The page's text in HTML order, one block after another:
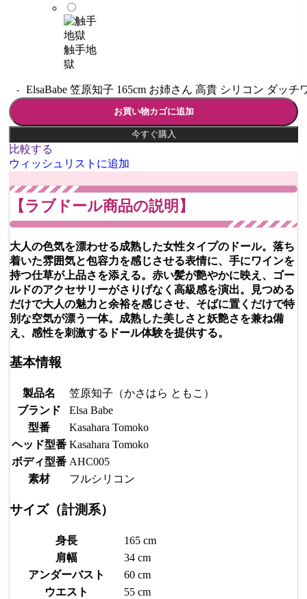
触手地
獄
ElsaBabe 笠原知子 165cm お姉さん 高貴 シリコン ダッチ
お買い物カゴに追加
今すぐ購入
比較する
ウィッシュリストに追加
【ラブドール商品の説明】
大人の色気を漂わせる成熟した女性タイプのドール。落ち
着いた雰囲気と包容力を感じさせる表情に、手にワインを
持つ仕草が上品さを添える。赤い髪が艶やかに映え、ゴー
ルドのアクセサリーがさりげなく高級感を演出。見つめる
だけで大人の魅力と余裕を感じさせ、そばに置くだけで特
別な空気が漂う一体。成熟した美しさと妖艶さを兼ね備
え、感性を刺激するドール体験を提供する。
基本情報
製品名
笠原知子（かさはら ともこ）
ブランド
Elsa Babe
型番
Kasahara Tomoko
ヘッド型番 Kasahara Tomoko
ボディ型番 AHC005
素材
フルシリコン
サイズ（計測系）
身長
165 cm
肩幅
34 cm
アンダーバスト
60 cm
ウエスト
55 cm